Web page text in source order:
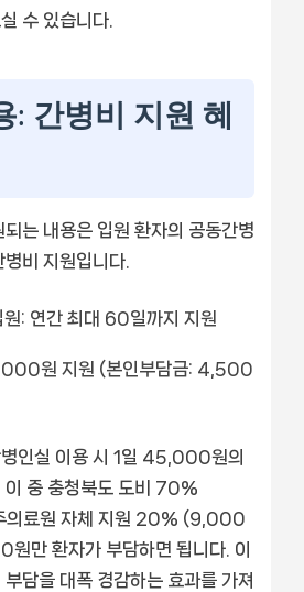
수 있습니다.
: 간병비 지원 혜
는 내용은 입원 환자의 공동간병
비 지원입니다.
원: 연간 최대 60일까지 지원
원 지원 (본인부담금: 4,500
병인실 이용 시 1일 45,000원의
이 중 충청북도 도비 70%
의료원 자체 지원 20% (9,000
만 환자가 부담하면 됩니다. 이
담을 대폭 경감하는 효과를 가져